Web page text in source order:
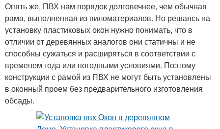
Опять же, ПВХ нам порядок долговечнее, чем обычная
рама, выполненная из пиломатериалов. Но решаясь на
установку пластиковых окон нужно понимать, что в
отличии от деревянных аналогов они статичны и не
способны сужаться и расширяться в соответствии с
временем года или погодными условиями. Поэтому
конструкции с рамой из ПВХ не могут быть установлены
в оконный проем без предварительного изготовления
обсады.